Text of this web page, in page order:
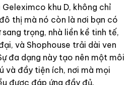
khu D, không chỉ
thị mà nó còn là nơi bạn có
trọng, nhà liền kề tinh tế,
và Shophouse trải dài ven
đa dạng này tạo nên một môi
và đầy tiện ích, nơi mà mọi
được đáp ứng đầy đủ.